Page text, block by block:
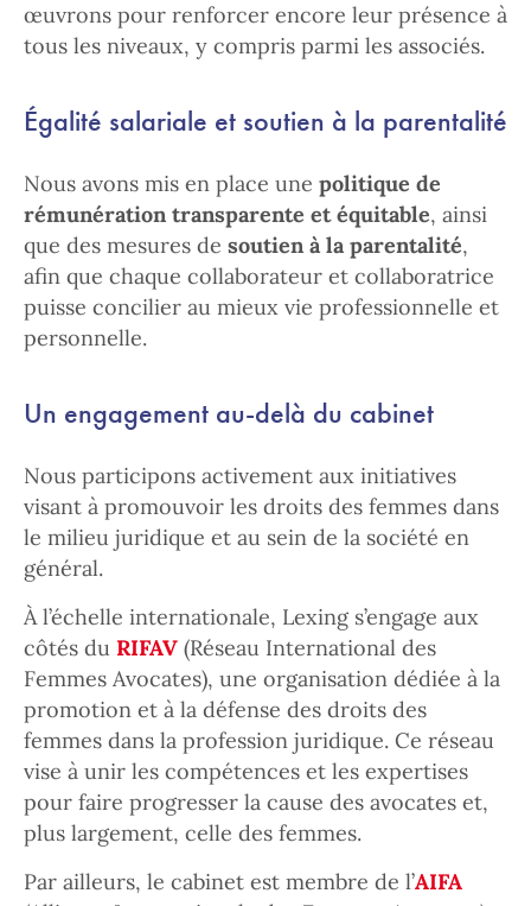
œuvrons pour renforcer encore leur présence à
tous les niveaux, y compris parmi les associés.
Égalité salariale et soutien à la parentalité
Nous avons mis en place une politique de
rémunération transparente et équitable, ainsi
que des mesures de soutien à la parentalité,
afin que chaque collaborateur et collaboratrice
puisse concilier au mieux vie professionnelle et
personnelle.
Un engagement au-delà du cabinet
Nous participons activement aux initiatives
visant à promouvoir les droits des femmes dans
le milieu juridique et au sein de la société en
général.
À l’échelle internationale, Lexing s’engage aux
côtés du RIFAV (Réseau International des
Femmes Avocates), une organisation dédiée à la
promotion et à la défense des droits des
femmes dans la profession juridique. Ce réseau
vise à unir les compétences et les expertises
pour faire progresser la cause des avocates et,
plus largement, celle des femmes.
Par ailleurs, le cabinet est membre de l’AIFA